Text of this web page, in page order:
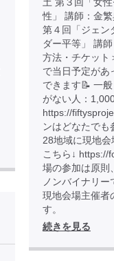
性」 講師：金
第４回「ジェン
ダー平等」 講
方法・チケッ
で当日予定があ
できます📝 一
がない人：
https://
ンはどなたで
28地域に現地
こちら↓ https://
場の参加は原則
ノンバイナリ
現地会場主催者
す。
続きを見る